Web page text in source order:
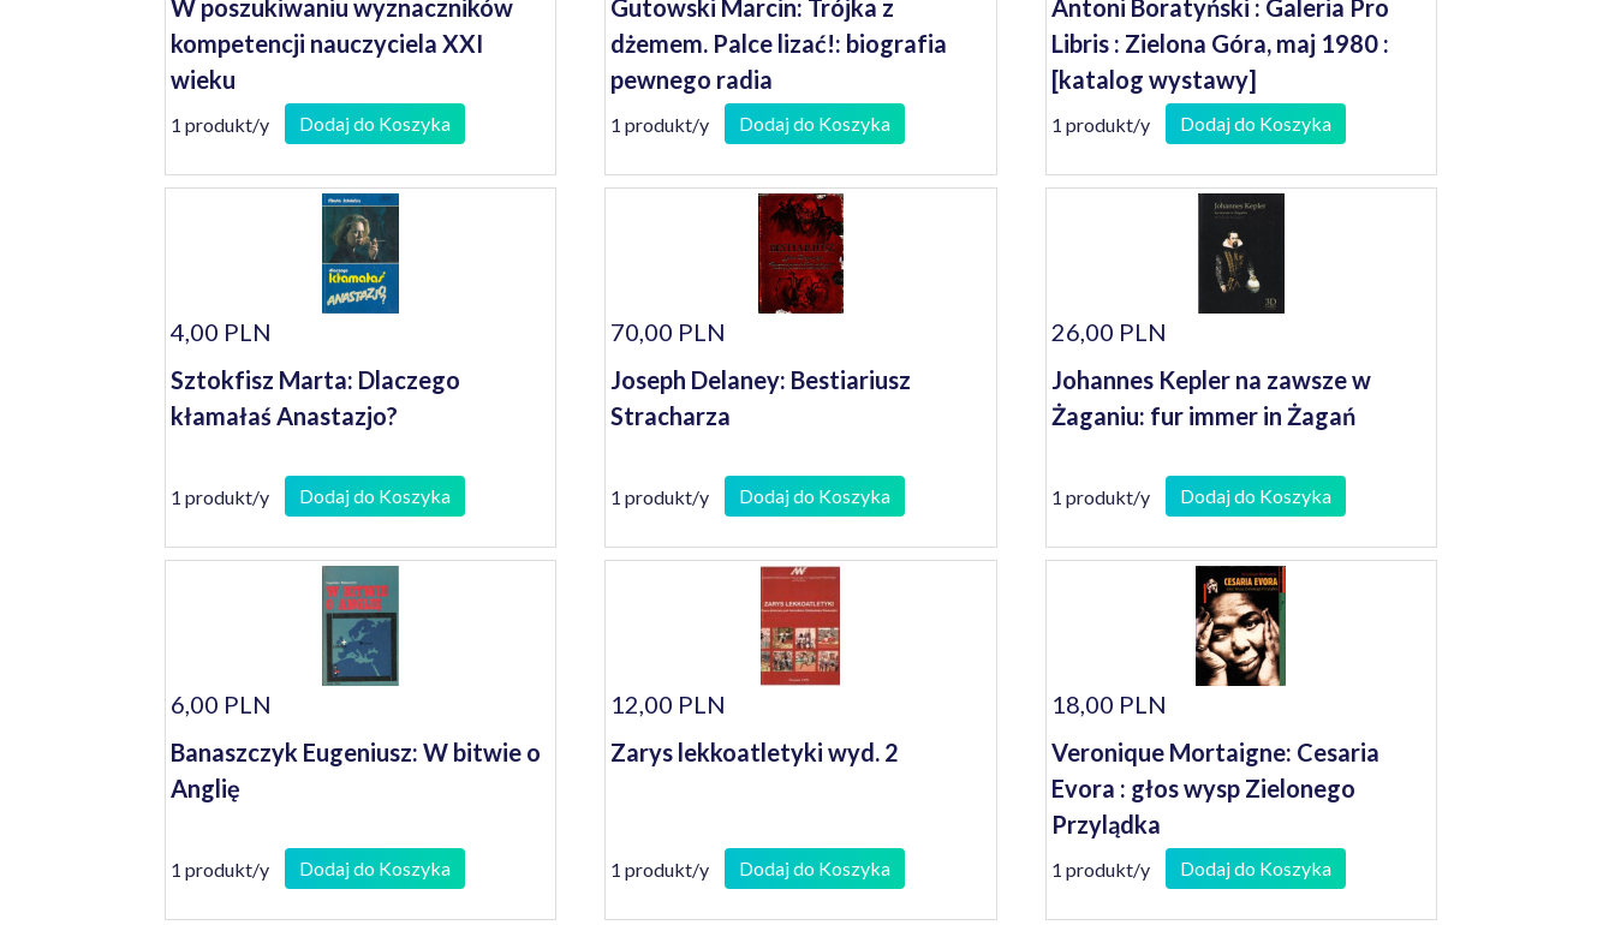
W poszukiwaniu wyznaczników
kompetencji nauczyciela XXI
wieku
1 produkt/y Dodaj do Koszyka
Gutowski Marcin: Trójka z
dżemem. Palce lizać!: biografia
pewnego radia
1 produkt/y Dodaj do Koszyka
Antoni Boratyński : Galeria Pro
Libris : Zielona Góra, maj 1980 :
[katalog wystawy]
1 produkt/y Dodaj do Koszyka
4,00 PLN
Sztokfisz Marta: Dlaczego
kłamałaś Anastazjo?
1 produkt/y Dodaj do Koszyka
70,00 PLN
Joseph Delaney: Bestiariusz
Stracharza
1 produkt/y Dodaj do Koszyka
26,00 PLN
Johannes Kepler na zawsze w
Żaganiu: fur immer in Żagań
1 produkt/y Dodaj do Koszyka
6,00 PLN
Banaszczyk Eugeniusz: W bitwie o
Anglię
1 produkt/y Dodaj do Koszyka
12,00 PLN
Zarys lekkoatletyki wyd. 2
1 produkt/y Dodaj do Koszyka
18,00 PLN
Veronique Mortaigne: Cesaria
Evora : głos wysp Zielonego
Przylądka
1 produkt/y Dodaj do Koszyka